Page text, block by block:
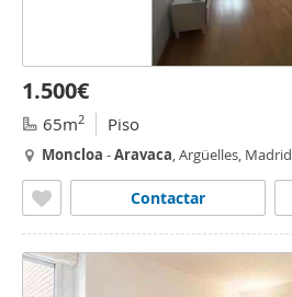
1.500€
65m2 Piso
Moncloa -Aravaca, Argüelles, Madrid
Contactar